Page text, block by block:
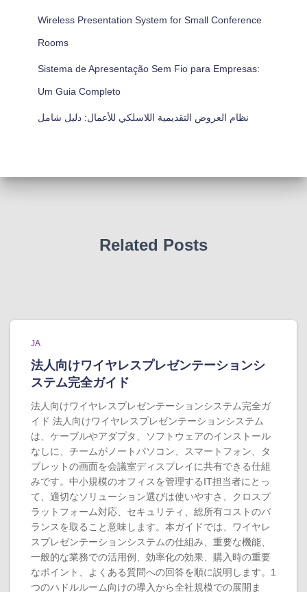
Wireless Presentation System for Small Conference
Rooms
Sistema de Apresentação Sem Fio para Empresas:
Um Guia Completo
نظام العروض التقديمية اللاسلكي للأعمال: دليل شامل
Related Posts
JA
法人向けワイヤレスプレゼンテーションシ
ステム完全ガイド
法人向けワイヤレスプレゼンテーションシステム完全ガ
イド 法人向けワイヤレスプレゼンテーションシステム
は、ケーブルやアダプタ、ソフトウェアのインストール
なしに、チームがノートパソコン、スマートフォン、タ
ブレットの画面を会議室ディスプレイに共有できる仕組
みです。中小規模のオフィスを管理するIT担当者にとっ
て、適切なソリューション選びは使いやすさ、クロスプ
ラットフォーム対応、セキュリティ、総所有コストのバ
ランスを取ること意味します。本ガイドでは、ワイヤレ
スプレゼンテーションシステムの仕組み、重要な機能、
一般的な業務での活用例、効率化の効果、購入時の重要
なポイント、よくある質問への回答を順に説明します。1
つのハドルルーム向けの導入から全社規模での展開ま